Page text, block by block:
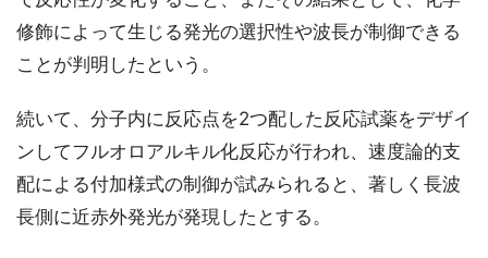
修飾によって生じる発光の選択性や波長が制御できる
ことが判明したという。
続いて、分子内に反応点を2つ配した反応試薬をデザイ
ンしてフルオロアルキル化反応が行われ、速度論的支
配による付加様式の制御が試みられると、著しく長波
長側に近赤外発光が発現したとする。